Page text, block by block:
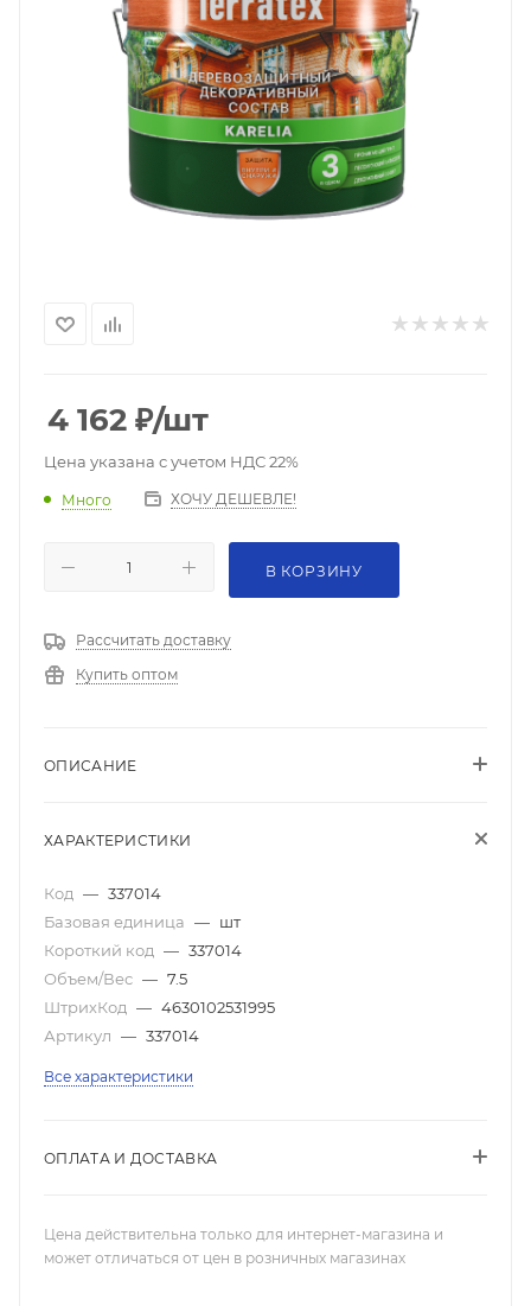
4 162 ₽/шт
Цена указана с учетом НДС 22%
Много ХОЧУ ДЕШЕВЛЕ!
В КОРЗИНУ
Рассчитать доставку
Купить оптом
ОПИСАНИЕ
ХАРАКТЕРИСТИКИ
Код — 337014
Базовая единица — шт
Короткий код — 337014
Объем/Вес — 7.5
ШтрихКод — 4630102531995
Артикул — 337014
Все характеристики
ОПЛАТА И ДОСТАВКА
Цена действительна только для интернет-магазина и
может отличаться от цен в розничных магазинах